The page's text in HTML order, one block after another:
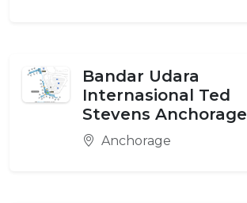
Bandar Udara
Internasional Ted
Stevens Anchorage
Anchorage